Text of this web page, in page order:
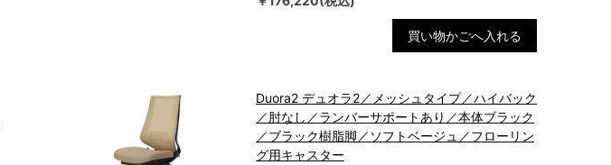
買い物かごへ入れる
Duora2 デュオラ2／メッシュタイプ／ハイバック
／肘なし／ランバーサポートあり／本体ブラック
／ブラック樹脂脚／ソフトベージュ／フローリン
グ用キャスター